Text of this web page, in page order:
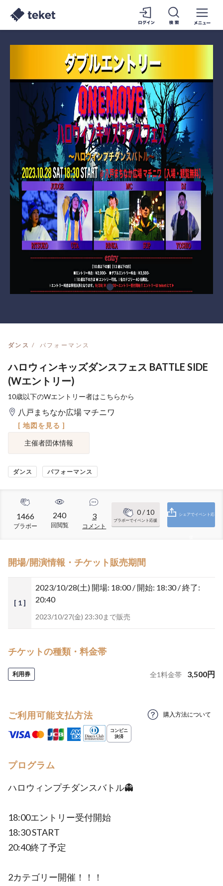
ダンス パフォーマンス
ハロウィンキッズダンスフェス BATTLE SIDE
(Wエントリー)
10歳以下のWエントリー者はこちらから
八戸まちなか広場 マチニワ
[ 地図を見る ]
主催者団体情報
ダンス パフォーマンス
1466
ブラボー
240
回閲覧
3
コメント
0/ 10
ブラボーでイベント応援
シェアでイベント応
開場/開演情報・チケット販売期間
[ 1 ]
2023/10/28(土) 開場: 18:00 / 開始: 18:30 / 終了:
20:40
2023/10/27(金) 23:30まで販売
チケットの種類・料金帯
利用券 全1料金帯 3,500円
ご利用可能支払方法 購入方法について
プログラム
ハロウィンプチダンスバトル👻
18:00エントリー受付開始
18:30 START
20:40終了予定
2カテゴリー開催！！！